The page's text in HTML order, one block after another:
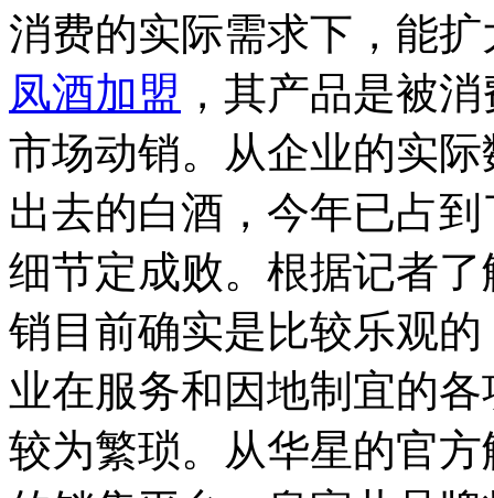
消费的实际需求下，能
凤酒加盟 ，其产品是被
市场动销。从企业的实
出去的白酒，今年已占
细节定成败。 根据记者
销目前确实是比较乐观
业在服务和因地制宜的
较为繁琐。 从华星的官